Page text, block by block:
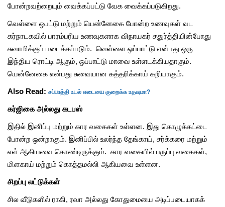
போன்றவற்றையும் வைக்கப்பட்டு வேக வைக்கப்படுகிறது.
வெள்ளை ஒபட்டு மற்றும் யென்னேகை போன்ற உணவுகள் வட
கர்நாடகவில் பாரம்பரிய உணவுகளாக விநாயகர் சதுர்த்தியின்போது
சுவாமிக்குப் படைக்கப்படும். வெள்ளை ஒப்பாட்டு என்பது ஒரு
இந்திய ரொட்டி ஆகும், ஒப்பாட்டு மாவை உள்ளடக்கியதாகும்.
யென்னேகை என்பது சுவையான கத்தரிக்காய் கறியாகும்.
Also Read: சப்பாத்தி உடல் எடையை குறைக்க உதவுமா?
கர்ஜிகை அல்லது கடபஸ்
இதில் இனிப்பு மற்றும் கார வகைகள் உள்ளன. இது கொழுக்கட்டை
போன்ற ஒன்றாகும். இனிப்பில் உலர்ந்த தேங்காய், சர்க்கரை மற்றும்
எள் ஆகியவை கொண்டிருக்கும். கார வகையில் பருப்பு வகைகள்,
மிளகாய் மற்றும் கொத்தமல்லி ஆகியவை உள்ளன.
சிறப்பு லட்டுக்கள்
சில வீடுகளில் ராகி, ரவா அல்லது கோதுமையை அடிப்படையாகக்